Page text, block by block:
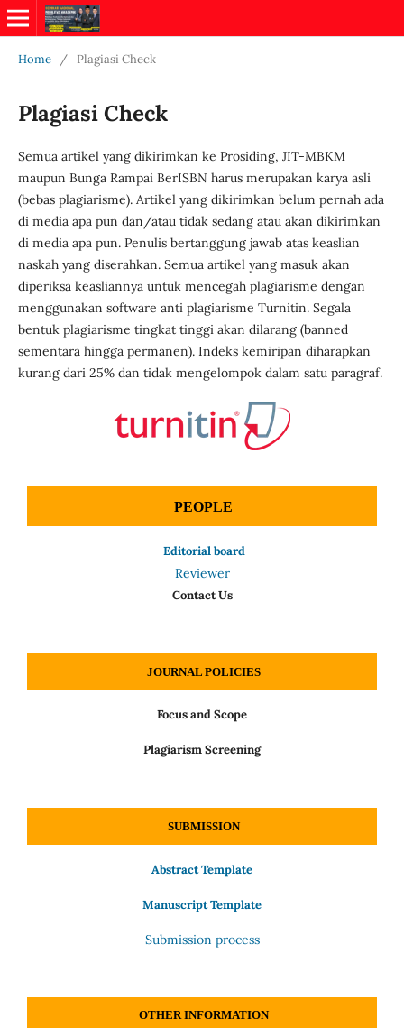
Home / Plagiasi Check
Plagiasi Check
Semua artikel yang dikirimkan ke Prosiding, JIT-MBKM
maupun Bunga Rampai BerISBN harus merupakan karya asli
(bebas plagiarisme). Artikel yang dikirimkan belum pernah ada
di media apa pun dan/atau tidak sedang atau akan dikirimkan
di media apa pun. Penulis bertanggung jawab atas keaslian
naskah yang diserahkan. Semua artikel yang masuk akan
diperiksa keasliannya untuk mencegah plagiarisme dengan
menggunakan software anti plagiarisme Turnitin. Segala
bentuk plagiarisme tingkat tinggi akan dilarang (banned
sementara hingga permanen). Indeks kemiripan diharapkan
kurang dari 25% dan tidak mengelompok dalam satu paragraf.
PEOPLE
Editorial board
Reviewer
Contact Us
JOURNAL POLICIES
Focus and Scope
Plagiarism Screening
SUBMISSION
Abstract Template
Manuscript Template
Submission process
OTHER INFORMATION